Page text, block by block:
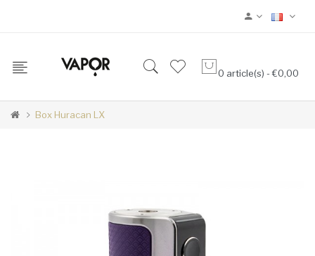
0 article(s) - €0,00
Box Huracan LX